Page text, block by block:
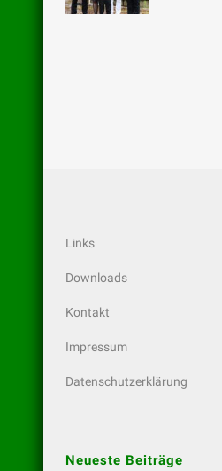
Links
Downloads
Kontakt
Impressum
Datenschutzerklärung
Neueste Beiträge